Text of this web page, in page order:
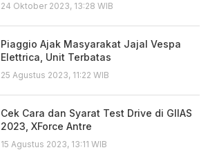
24 Oktober 2023, 13:28 WIB
Piaggio Ajak Masyarakat Jajal Vespa
Elettrica, Unit Terbatas
25 Agustus 2023, 11:22 WIB
Cek Cara dan Syarat Test Drive di GIIAS
2023, XForce Antre
15 Agustus 2023, 13:11 WIB